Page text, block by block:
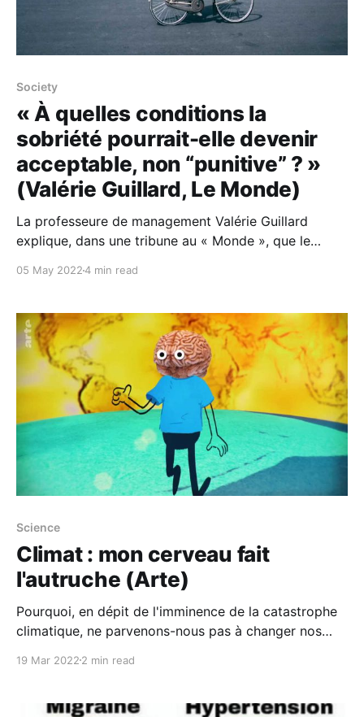
Society
« À quelles conditions la
sobriété pourrait-elle devenir
acceptable, non “punitive” ? »
(Valérie Guillard, Le Monde)
La professeure de management Valérie Guillard
explique, dans une tribune au « Monde », que le
permettent de concilier pouvoir d’achat, plaisir et
pouvoir d’achat est au cœur de la campagne
05 May 20224 min read
Science
Climat : mon cerveau fait
l'autruche (Arte)
Pourquoi, en dépit de l'imminence de la catastrophe
climatique, ne parvenons-nous pas à changer nos
cette inertie ? Réponse dans cette riche enquête qui
"Devant le danger, nous avons
19 Mar 2022 2 min read